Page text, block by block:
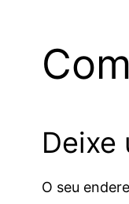
Deixe
O seu